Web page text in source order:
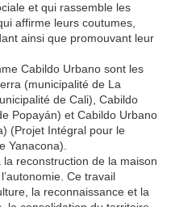
et qui rassemble les
affirme leurs coutumes,
ainsi que promouvant leur
Cabildo Urbano sont les
(municipalité de La
de Cali), Cabildo
Popayán) et Cabildo Urbano
(Projet Intégral pour le
Yanacona).
reconstruction de la maison
Ce travail
la reconnaissance et la